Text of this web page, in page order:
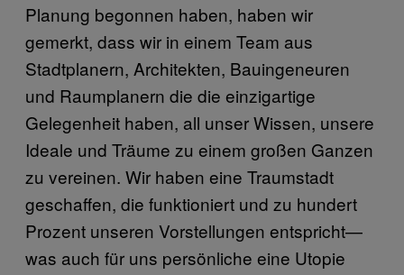
Planung begonnen haben, haben wir
gemerkt, dass wir in einem Team aus
Stadtplanern, Architekten, Bauingeneuren
und Raumplanern die die einzigartige
Gelegenheit haben, all unser Wissen, unsere
Ideale und Träume zu einem großen Ganzen
zu vereinen. Wir haben eine Traumstadt
geschaffen, die funktioniert und zu hundert
Prozent unseren Vorstellungen entspricht—
was auch für uns persönliche eine Utopie